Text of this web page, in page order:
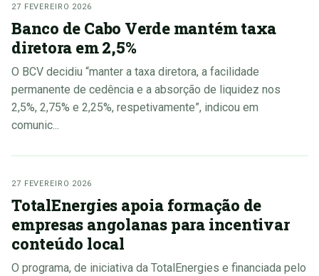
27 FEVEREIRO 2026
Banco de Cabo Verde mantém taxa
diretora em 2,5%
O BCV decidiu “manter a taxa diretora, a facilidade
permanente de cedência e a absorção de liquidez nos
2,5%, 2,75% e 2,25%, respetivamente”, indicou em
comunic...
27 FEVEREIRO 2026
TotalEnergies apoia formação de
empresas angolanas para incentivar
conteúdo local
O programa, de iniciativa da TotalEnergies e financiada pelo